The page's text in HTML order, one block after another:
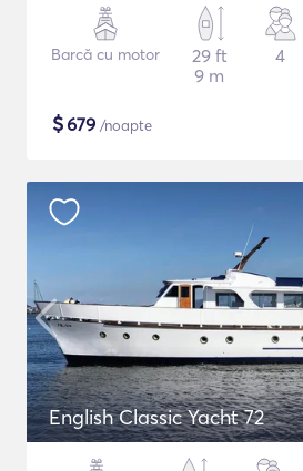
Barcă cu motor
29 ft
9 m
4
$679 /noapte
English Classic Yacht 72